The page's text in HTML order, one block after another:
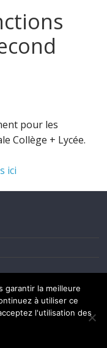
pour les
Collège + Lycée.
ici
garantir la meilleure
à utiliser ce
l'utilisation des